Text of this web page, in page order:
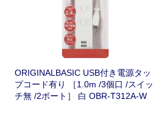
ORIGINALBASIC USB付き電源タッ
プコード有り ［1.0m /3個口 /スイッ
チ無 /2ポート］ 白 OBR-T312A-W